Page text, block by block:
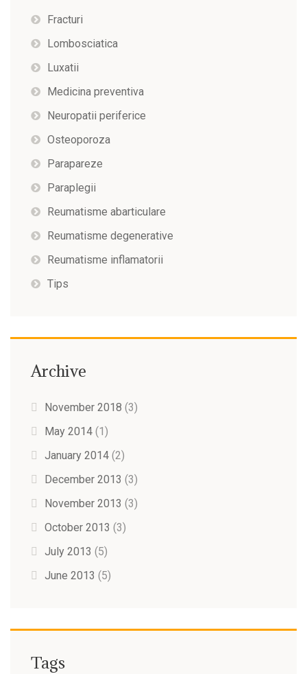
Fracturi
Lombosciatica
Luxatii
Medicina preventiva
Neuropatii periferice
Osteoporoza
Parapareze
Paraplegii
Reumatisme abarticulare
Reumatisme degenerative
Reumatisme inflamatorii
Tips
Archive
November 2018 (3)
May 2014 (1)
January 2014 (2)
December 2013 (3)
November 2013 (3)
October 2013 (3)
July 2013 (5)
June 2013 (5)
Tags